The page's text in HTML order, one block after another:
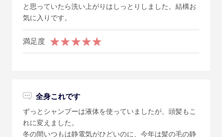
と思っていたら洗い上がりはしっとりしました。結構お
気に入りです。
満足度
全身これです
ずっとシャンプーは液体を使っていましたが、頭髪もこ
れに変えました。
冬の間いつもは静電気がひどいのに、今年は髪の毛の静